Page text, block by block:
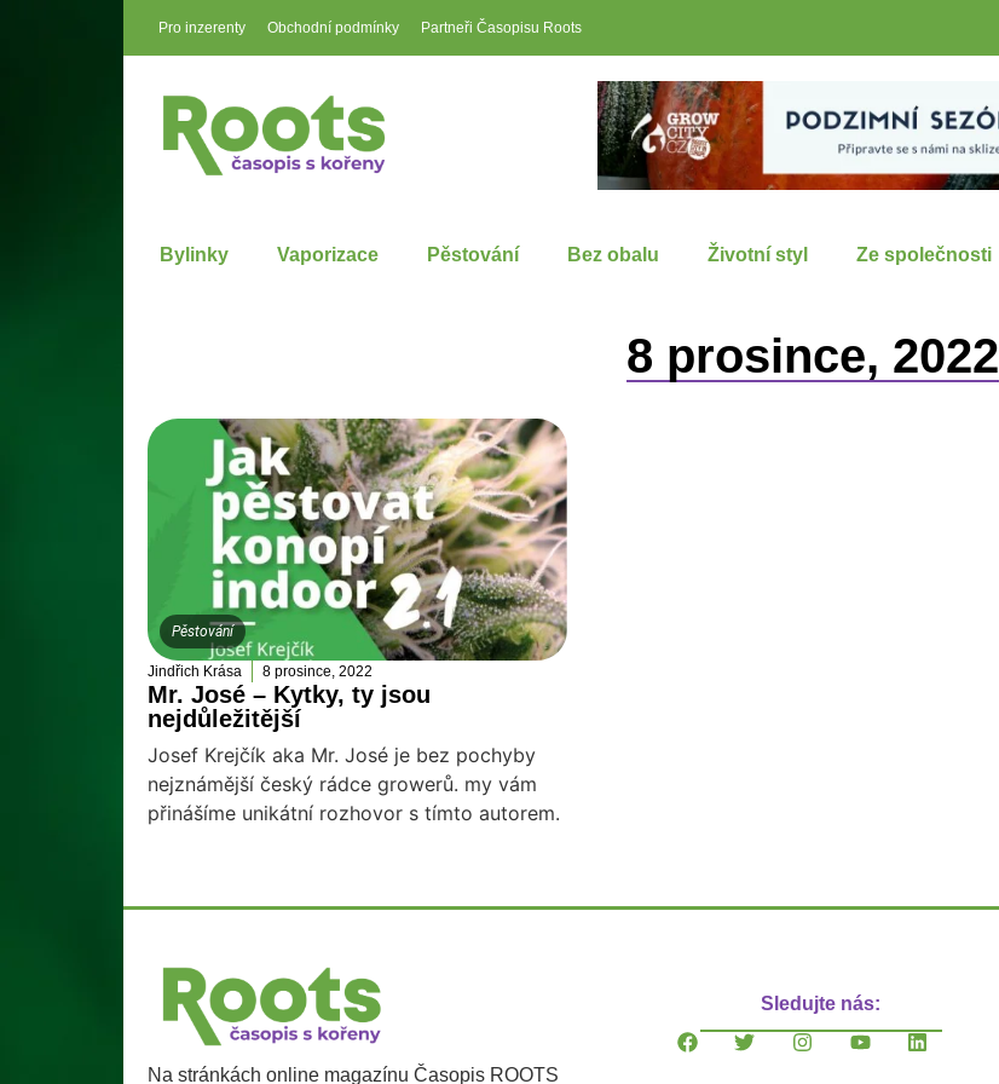
Pro inzerenty Obchodní podmínky Partneři Časopisu Roots
Bylinky Vaporizace Pěstování Bez obalu Životní styl Ze společnosti
8 prosince, 2022
Pěstování
Jindřich Krása 8 prosince, 2022
Mr. José – Kytky, ty jsou
nejdůležitější
Josef Krejčík aka Mr. José je bez pochyby
nejznámější český rádce growerů. my vám
přinášíme unikátní rozhovor s tímto autorem.
Na stránkách online magazínu Časopis ROOTS
Sledujte nás: